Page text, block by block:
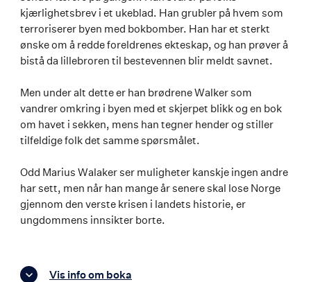
kjærlighetsbrev i et ukeblad. Han grubler på hvem som
terroriserer byen med bokbomber. Han har et sterkt
ønske om å redde foreldrenes ekteskap, og han prøver å
bistå da lillebroren til bestevennen blir meldt savnet.
Men under alt dette er han brødrene Walker som
vandrer omkring i byen med et skjerpet blikk og en bok
om havet i sekken, mens han tegner hender og stiller
tilfeldige folk det samme spørsmålet.
Odd Marius Walaker ser muligheter kanskje ingen andre
har sett, men når han mange år senere skal lose Norge
gjennom den verste krisen i landets historie, er
ungdommens innsikter borte.
Vis info om boka